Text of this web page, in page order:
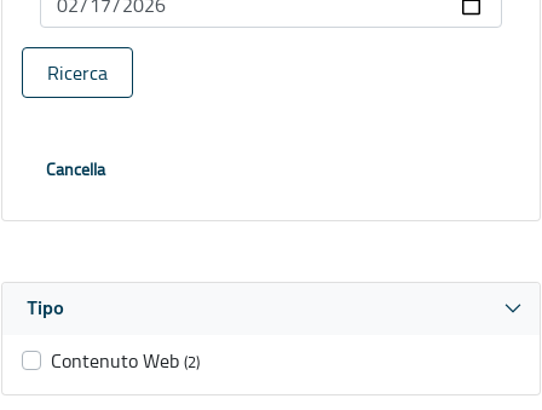
Ricerca
Cancella
Tipo
Contenuto Web (2)